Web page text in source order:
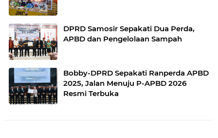
DPRD Samosir Sepakati Dua Perda,
APBD dan Pengelolaan Sampah
Bobby-DPRD Sepakati Ranperda APBD
2025, Jalan Menuju P-APBD 2026
Resmi Terbuka